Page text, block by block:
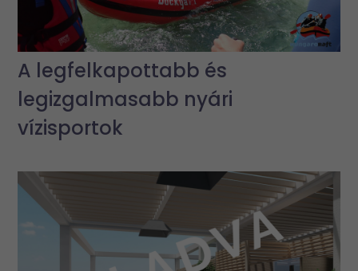
A legfelkapottabb és
legizgalmasabb nyári
vízisportok